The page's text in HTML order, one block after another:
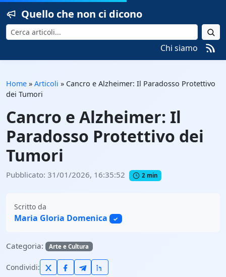
Quello che non ci dicono
Cerca
Chi siamo
Home » Articoli » Cancro e Alzheimer: Il Paradosso Protettivo
dei Tumori
Cancro e Alzheimer: Il
Paradosso Protettivo dei
Tumori
Pubblicato: 31/01/2026, 16:35:52 2 min
Scritto da
Maria Gloria Domenica ✓
Categoria: Arte e Cultura
Condividi: